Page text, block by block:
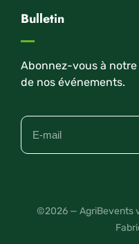
Bulletin
Abonnez-vous à
de nos événements.
©2026 — AgriBevents